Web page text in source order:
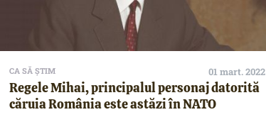
CA SĂ ȘTIM 01 mart. 2022
Regele Mihai, principalul personaj datorită
căruia România este astăzi în NATO